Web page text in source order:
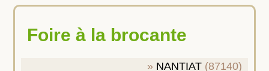
Foire à la brocante
NANTIAT (87140)